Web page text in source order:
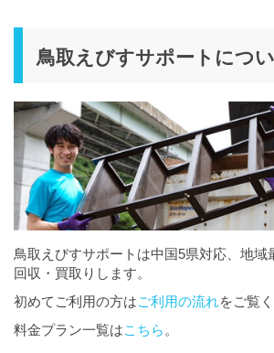
鳥取えびすサポートにつ
鳥取えびすサポートは中国5県対応、地域
回収・買取りします。
初めてご利用の方はご利用の流れをご覧
料金プラン一覧はこちら 。